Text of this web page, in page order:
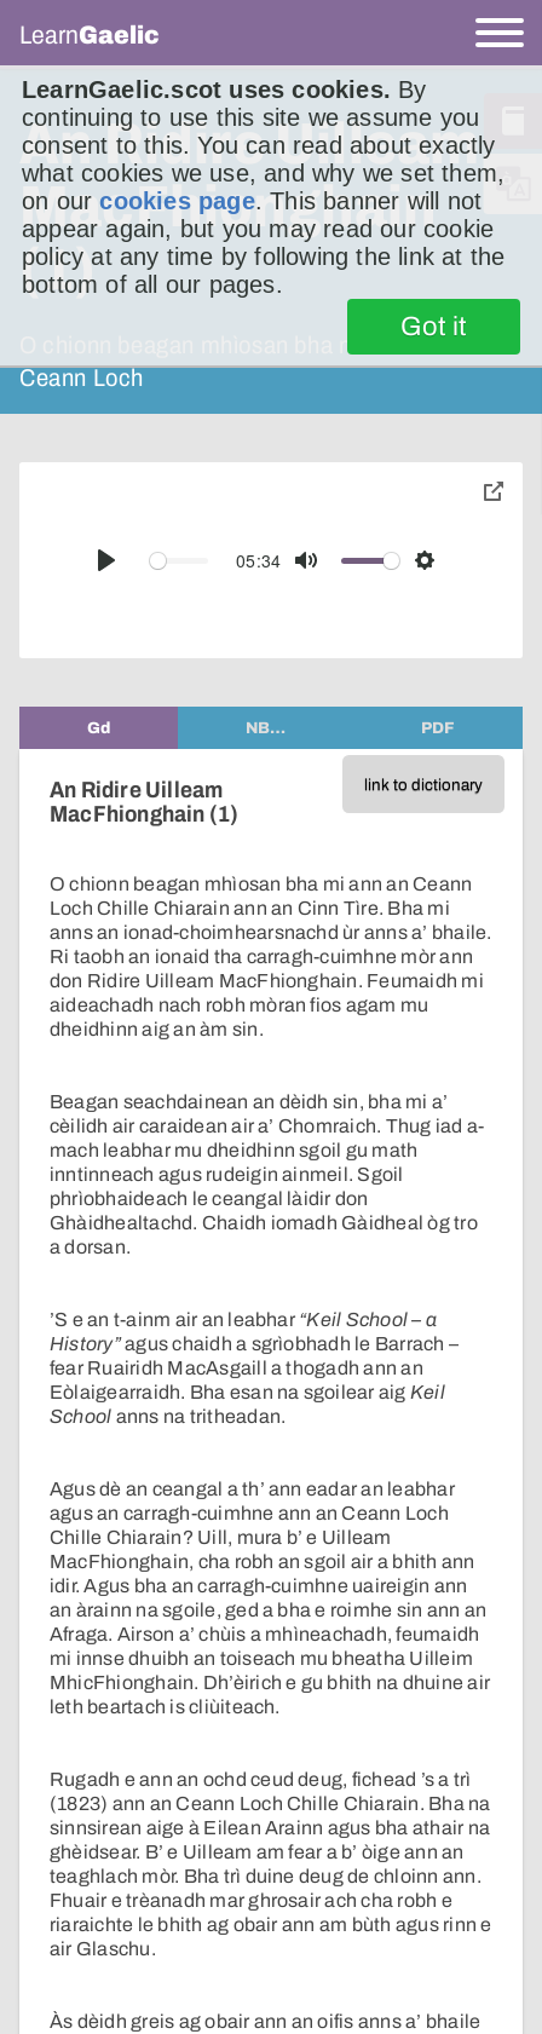
LearnGaelic.scot uses cookies. By
continuing to use this site we assume you
consent to this. You can read about exactly
what cookies we use, and why we set them,
on ourcookies page. This banner will not
appear again, but you may read our cookie
policy at any time by following the link at the
bottom of all our pages.
Got it
LearnGaelic
An Ridire Uilleam
MacFhionghain
(1)
O chionn beagan mhìosan bha mi ann an
Ceann Loch
Play
05:34
Mute Settings
toggle
Gd NB… PDF
link to dictionary
An Ridire Uilleam
MacFhionghain (1)
O chionn beagan mhìosan bha mi ann an Ceann
Loch Chille Chiarain ann an Cinn Tìre. Bha mi
anns an ionad-choimhearsnachd ùr anns a’ bhaile.
Ri taobh an ionaid tha carragh-cuimhne mòr ann
don Ridire Uilleam MacFhionghain. Feumaidh mi
aideachadh nach robh mòran fios agam mu
dheidhinn aig an àm sin.
Beagan seachdainean an dèidh sin, bha mi a’
cèilidh air caraidean air a’ Chomraich. Thug iad a-
mach leabhar mu dheidhinn sgoil gu math
inntinneach agus rudeigin ainmeil. Sgoil
phrìobhaideach le ceangal làidir don
Ghàidhealtachd. Chaidh iomadh Gàidheal òg tro
a dorsan.
’S e an t-ainm air an leabhar “Keil School – a
History”agus chaidh a sgrìobhadh le Barrach –
fear Ruairidh MacAsgaill a thogadh ann an
Eòlaigearraidh. Bha esan na sgoilear aig Keil
School anns na tritheadan.
Agus dè an ceangal a th’ ann eadar an leabhar
agus an carragh-cuimhne ann an Ceann Loch
Chille Chiarain? Uill, mura b’ e Uilleam
MacFhionghain, cha robh an sgoil air a bhith ann
idir. Agus bha an carragh-cuimhne uaireigin ann
an àrainn na sgoile, ged a bha e roimhe sin ann an
Afraga. Airson a’ chùis a mhìneachadh, feumaidh
mi innse dhuibh an toiseach mu bheatha Uilleim
MhicFhionghain. Dh’èirich e gu bhith na dhuine air
leth beartach is cliùiteach.
Rugadh e ann an ochd ceud deug, fichead ’s a trì
(1823) ann an Ceann Loch Chille Chiarain. Bha na
sinnsirean aige à Eilean Arainn agus bha athair na
ghèidsear. B’ e Uilleam am fear a b’ òige ann an
teaghlach mòr. Bha trì duine deug de chloinn ann.
Fhuair e trèanadh mar ghrosair ach cha robh e
riaraichte le bhith ag obair ann am bùth agus rinn e
air Glaschu.
Às dèidh greis ag obair ann an oifis anns a’ bhaile